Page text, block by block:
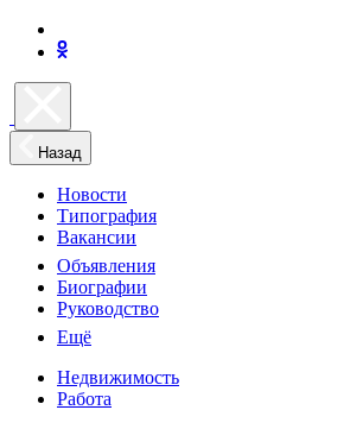
Назад
Новости
Типография
Вакансии
Объявления
Биографии
Руководство
Ещё
Недвижимость
Работа